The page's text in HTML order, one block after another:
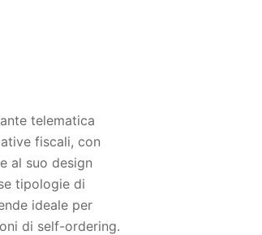
telematica
fiscali, con
al suo design
tipologie di
ideale per
di self-ordering.